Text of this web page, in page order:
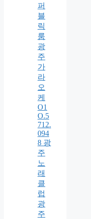
퍼
블
릭
룸
광
주
가
라
오
케
O1
O.5
712.
094
8 광
주
노
래
클
럽
광
주